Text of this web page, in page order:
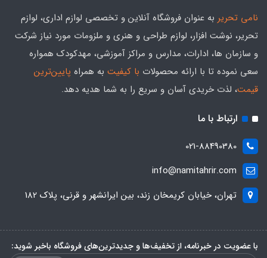
نامی تحریر به عنوان فروشگاه آنلاین و تخصصی لوازم اداری، لوازم
تحریر، نوشت افزار، لوازم طراحی و هنری و ملزومات مورد نیاز شرکت
و سازمان ها، ادارات، مدارس و مراکز آموزشی، مهدکودک همواره
سعی نموده تا با ارائه محصولات با کیفیت به همراه پایین‌ترین
قیمت، لذت خریدی آسان و سریع را به شما هدیه‌ دهد.
ارتباط با ما
021-88490380
info@namitahrir.com
تهران، خیابان کریمخان زند، بین ایرانشهر و قرنی، پلاک 182
با عضویت در خبرنامه، از تخفیف‌ها و جدیدترین‌های فروشگاه باخبر شوید: